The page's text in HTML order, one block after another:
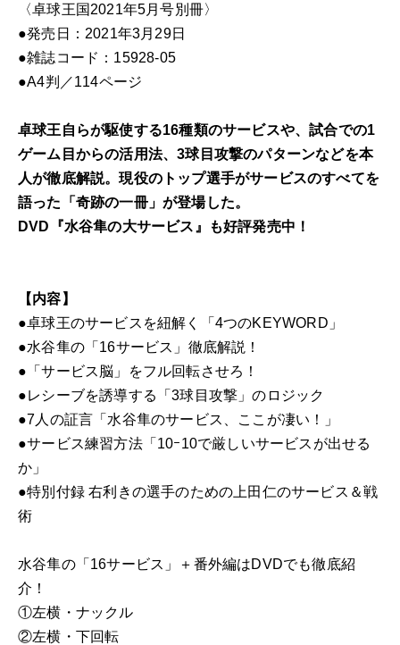
サ
ー
ビ
ス
冊）
〈卓球王国2021年5月号別冊〉
●発売日：2021年3月29日
●雑誌コード：15928-05
●A4判／114ページ
卓球王自らが駆使する16種類のサービスや、試合での1
ゲーム目からの活用法、3球目攻撃のパターンなどを本
人が徹底解説。現役のトップ選手がサービスのすべてを
語った「奇跡の一冊」が登場した。
DVD『水谷隼の大サービス』も好評発売中！
【内容】
●卓球王のサービスを紐解く「4つのKEYWORD」
●水谷隼の「16サービス」徹底解説！
●「サービス脳」をフル回転させろ！
●レシーブを誘導する「3球目攻撃」のロジック
●7人の証言「水谷隼のサービス、ここが凄い！」
●サービス練習方法「10ｰ10で厳しいサービスが出せる
か」
●特別付録 右利きの選手のための上田仁のサービス＆戦
術
水谷隼の「16サービス」＋番外編はDVDでも徹底紹
介！
①左横・ナックル
②左横・下回転